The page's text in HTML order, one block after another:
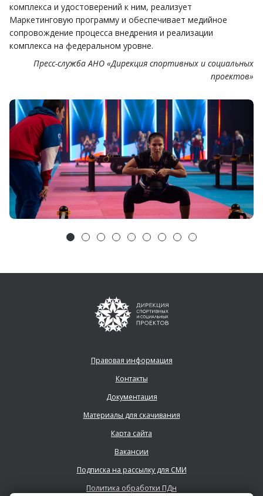
комплекса и удостоверений к ним, реализует
Маркетинговую программу и обеспечивает медийное
сопровождение процесса внедрения и реализации
комплекса на федеральном уровне.
Пресс-служба АНО «Дирекция спортивных и социальных
проектов»
Правовая информация
Контакты
Документация
Материалы для скачивания
Карта сайта
Вакансии
Подписка на рассылку для СМИ
Политика обработки ПДн